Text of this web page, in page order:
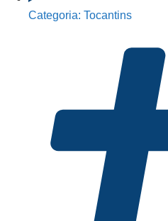
Categoria: Tocantins